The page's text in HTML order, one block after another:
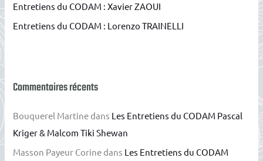
Entretiens du CODAM : Xavier ZAOUI
Entretiens du CODAM : Lorenzo TRAINELLI
Commentaires récents
Bouquerel Martinedans Les Entretiens du CODAM Pascal
Kriger & Malcom Tiki Shewan
Masson Payeur Corinedans Les Entretiens du CODAM